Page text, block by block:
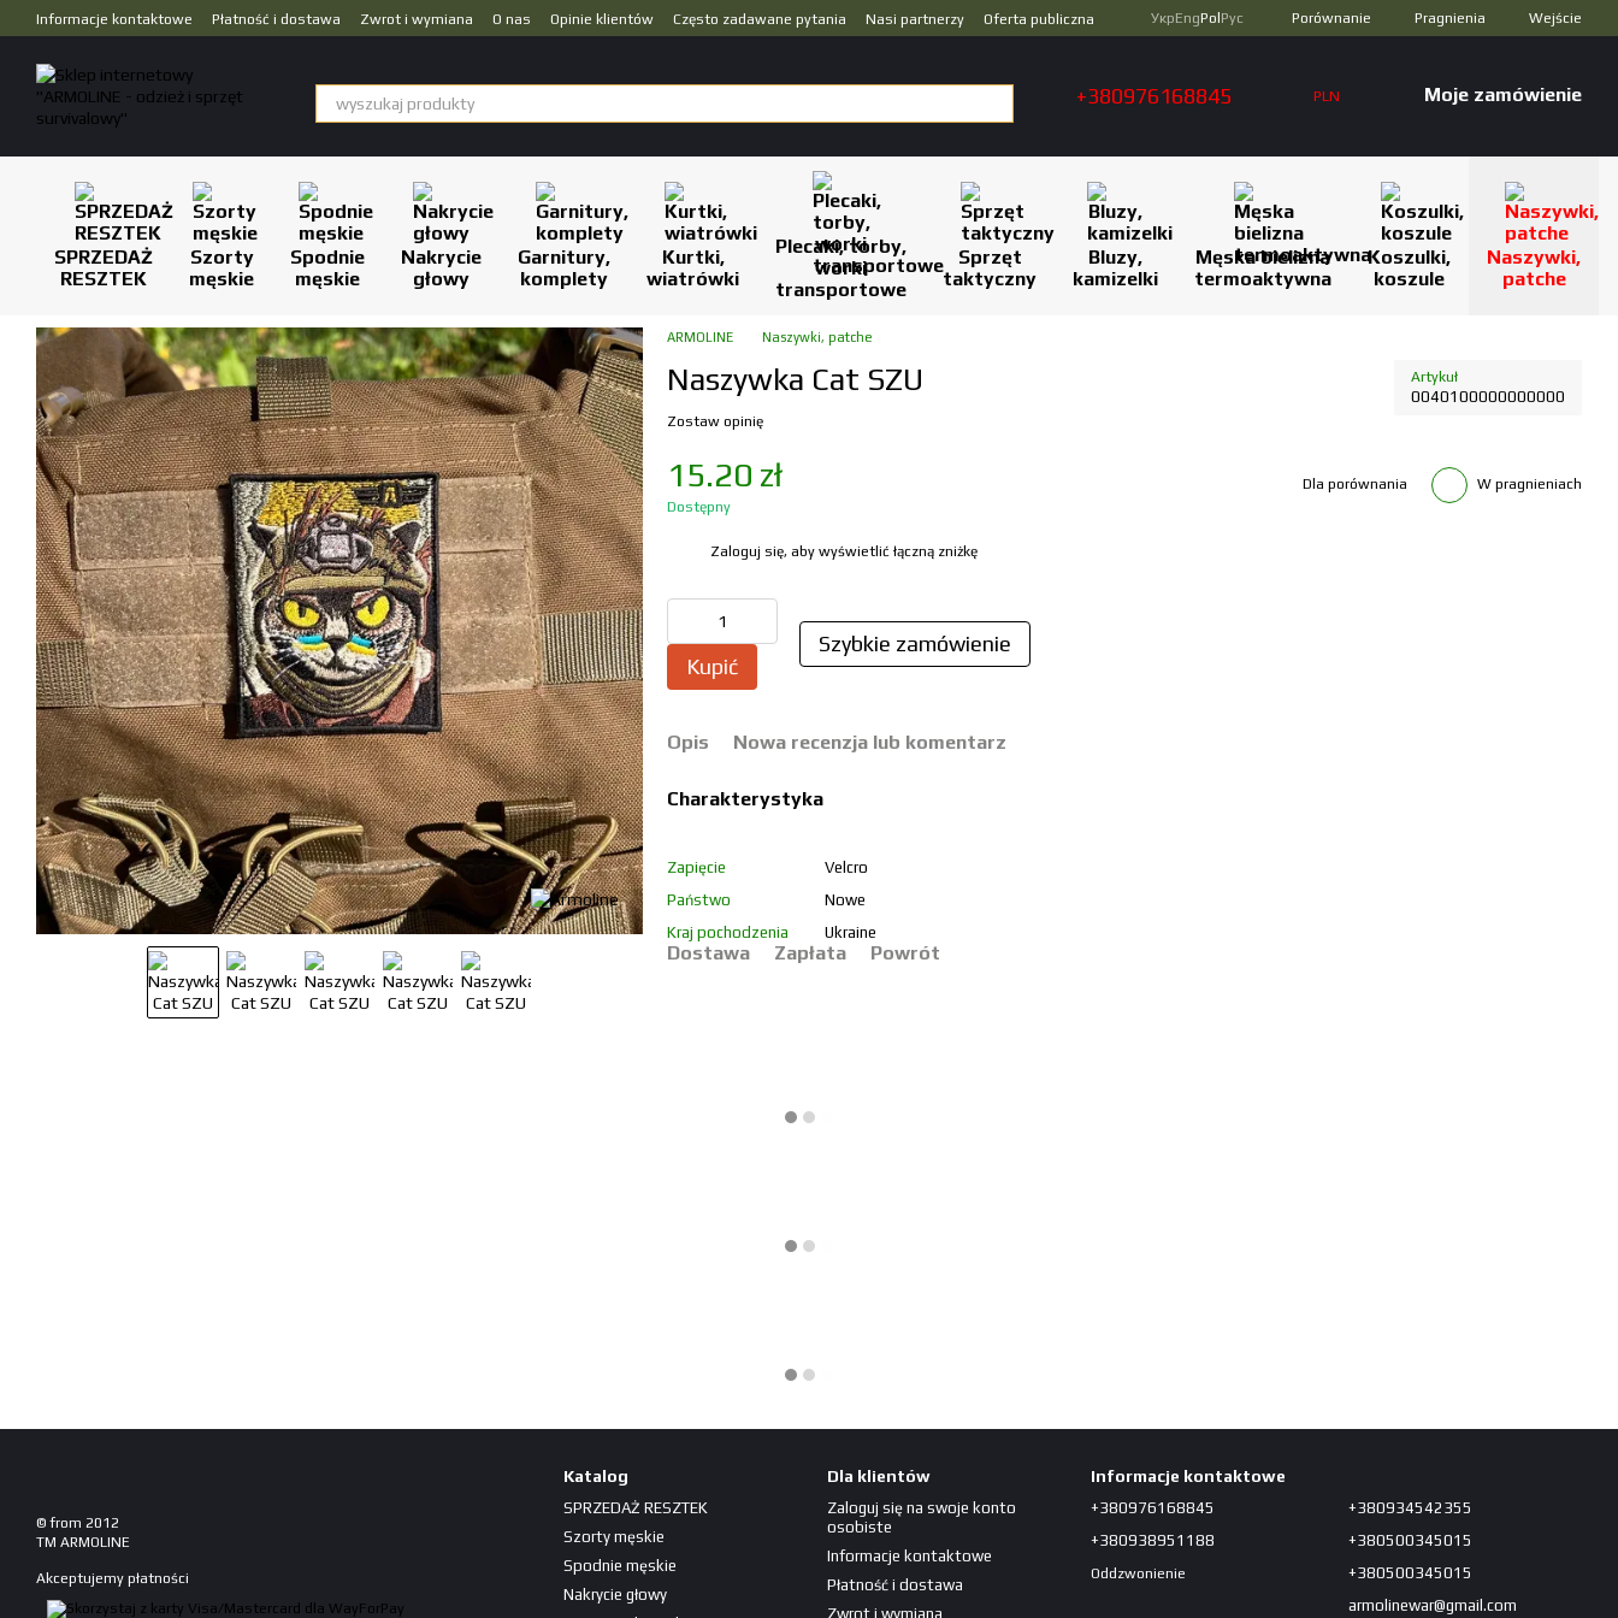
Przejdź do głównej treści
Informacje kontaktowe Płatność i dostawa Zwrot i wymiana O nas Opinie klientów Często zadawane pytania Nasi partnerzy
Oferta publiczna
УкрEngPol Рус Porównanie Pragnienia Wejście
+380976168845 PLN Moje zamówienie
SPRZEDAŻ
RESZTEK
Szorty
męskie
Spodnie
męskie
Nakrycie
głowy
Garnitury,
komplety
Kurtki,
wiatrówki
Plecaki, torby,
worki
transportowe
Sprzęt
taktyczny
Bluzy,
kamizelki
Męska bielizna
termoaktywna
Koszulki,
koszule
Naszywki,
patche
ARMOLINE Naszywki, patche
Naszywka Cat SZU Artykuł
0040100000000000
Zostaw opinię
15.20 zł
Dostępny
Dla porównania W pragnieniach
Zaloguj się, aby wyświetlić łączną zniżkę
Kupić
Szybkie zamówienie
Opis Nowa recenzja lub komentarz
Charakterystyka
Zapięcie
Velcro
Państwo
Nowe
Kraj pochodzenia
Ukraine
Dostawa Zapłata Powrót
© from 2012
TM ARMOLINE
Akceptujemy płatności
Katalog
SPRZEDAŻ RESZTEK
Szorty męskie
Spodnie męskie
Nakrycie głowy
Dla klientów
Zaloguj się na swoje konto
osobiste
Informacje kontaktowe
Płatność i dostawa
Zwrot i wymiana
Informacje kontaktowe
+380976168845
+380938951188
Oddzwonienie
+380934542355
+380500345015
+380500345015
armolinewar@gmail.com